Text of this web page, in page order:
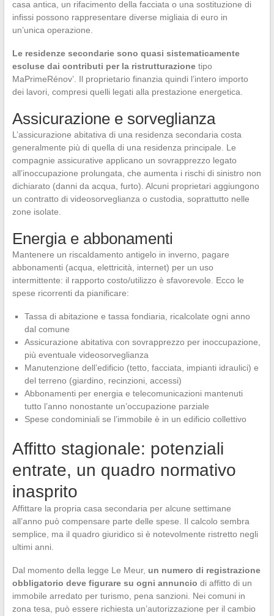
casa antica, un rifacimento della facciata o una sostituzione di
infissi possono rappresentare diverse migliaia di euro in
un’unica operazione.
Le residenze secondarie sono quasi sistematicamente
escluse dai contributi per la ristrutturazionetipo
MaPrimeRénov’. Il proprietario finanzia quindi l’intero importo
dei lavori, compresi quelli legati alla prestazione energetica.
Assicurazione e sorveglianza
L’assicurazione abitativa di una residenza secondaria costa
generalmente più di quella di una residenza principale. Le
compagnie assicurative applicano un sovrapprezzo legato
all’inoccupazione prolungata, che aumenta i rischi di sinistro non
dichiarato (danni da acqua, furto). Alcuni proprietari aggiungono
un contratto di videosorveglianza o custodia, soprattutto nelle
zone isolate.
Energia e abbonamenti
Mantenere un riscaldamento antigelo in inverno, pagare
abbonamenti (acqua, elettricità, internet) per un uso
intermittente: il rapporto costo/utilizzo è sfavorevole. Ecco le
spese ricorrenti da pianificare:
Tassa di abitazione e tassa fondiaria, ricalcolate ogni anno
dal comune
Assicurazione abitativa con sovrapprezzo per inoccupazione,
più eventuale videosorveglianza
Manutenzione dell’edificio (tetto, facciata, impianti idraulici) e
del terreno (giardino, recinzioni, accessi)
Abbonamenti per energia e telecomunicazioni mantenuti
tutto l’anno nonostante un’occupazione parziale
Spese condominiali se l’immobile è in un edificio collettivo
Affitto stagionale: potenziali
entrate, un quadro normativo
inasprito
Affittare la propria casa secondaria per alcune settimane
all’anno può compensare parte delle spese. Il calcolo sembra
semplice, ma il quadro giuridico si è notevolmente ristretto negli
ultimi anni.
Dal momento della legge Le Meur, un numero di registrazione
obbligatorio deve figurare su ogni annuncio di affitto di un
immobile arredato per turismo, pena sanzioni. Nei comuni in
zona tesa, può essere richiesta un’autorizzazione per il cambio